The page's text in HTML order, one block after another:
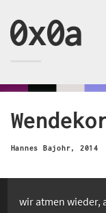
0x0a
Hannes Bajohr, 2014
wir atmen wieder,